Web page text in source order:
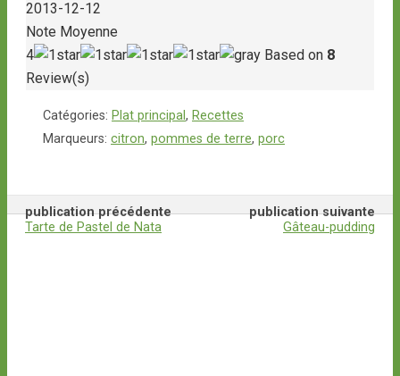
2013-12-12
Note Moyenne
4
Based on 8
Review(s)
Catégories: Plat principal, Recettes
Marqueurs: citron, pommes de terre, porc
publication précédente
Tarte de Pastel de Nata
publication suivante
Gâteau-pudding